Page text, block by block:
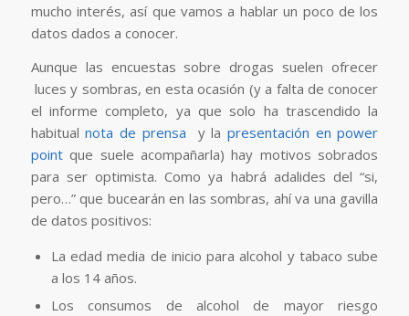
mucho interés, así que vamos a hablar un poco de los
datos dados a conocer.
Aunque las encuestas sobre drogas suelen ofrecer
luces y sombras, en esta ocasión (y a falta de conocer
el informe completo, ya que solo ha trascendido la
habitualnota de prensa y lapresentación en power
pointque suele acompañarla) hay motivos sobrados
para ser optimista. Como ya habrá adalides del “si,
pero…” que bucearán en las sombras, ahí va una gavilla
de datos positivos:
La edad media de inicio para alcohol y tabaco sube
a los 14 años.
Los consumos de alcohol de mayor riesgo